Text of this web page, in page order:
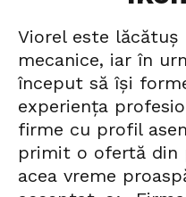
Viorel este
mecanice, iar în
început să își
experiența
firme cu profil
primit o ofertă din
acea vreme